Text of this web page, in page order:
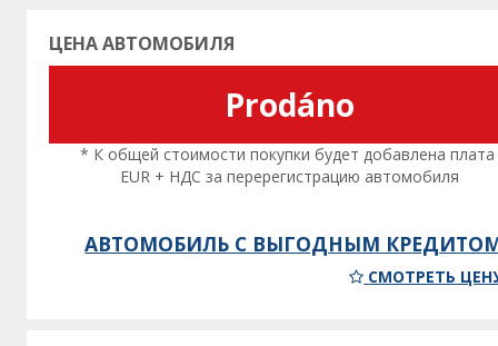
ЦЕНА АВТОМОБИЛЯ
Prodáno
* К общей стоимости покупки будет добавлена плата
EUR + НДС за перерегистрацию автомобиля
АВТОМОБИЛЬ С ВЫГОДНЫМ
СМОТРЕТЬ